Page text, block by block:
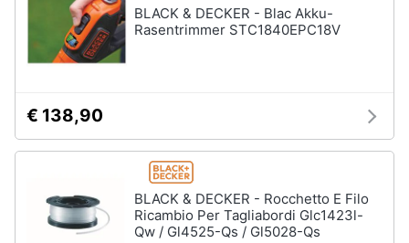
BLACK & DECKER - Blac Akku-
Rasentrimmer STC1840EPC18V
€ 138,90
BLACK & DECKER - Rocchetto E Filo
Ricambio Per Tagliabordi Glc1423l-
Qw / Gl4525-Qs / Gl5028-Qs